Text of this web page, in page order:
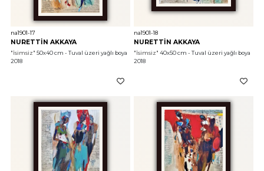
na1901-17
NURETTİN AKKAYA
"İsimsiz" 50x40 cm - Tuval üzeri yağlı boya
2018
na1901-18
NURETTİN AKKAYA
"İsimsiz" 40x50 cm - Tuval üzeri yağlı boya
2018